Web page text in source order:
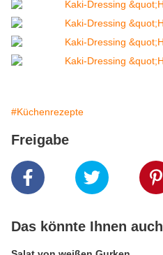
#Küchenrezepte
Freigabe
Das könnte Ihnen